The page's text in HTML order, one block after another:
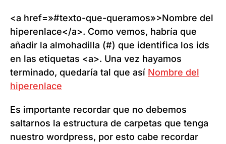
<a href=»#texto-que-queramos»>Nombre del
hiperenlace</a>. Como vemos, habría que
añadir la almohadilla (#) que identifica los ids
en las etiquetas <a>. Una vez hayamos
terminado, quedaría tal que así Nombre del
hiperenlace
Es importante recordar que no debemos
saltarnos la estructura de carpetas que tenga
nuestro wordpress, por esto cabe recordar